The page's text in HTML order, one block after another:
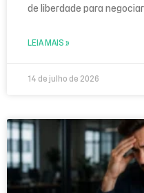
de liberdade para
LEIA MAIS »
14 de julho de 2026